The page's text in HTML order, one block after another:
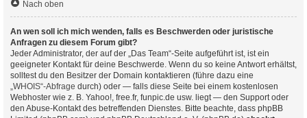
Nach oben
An wen soll ich mich wenden, falls es Beschwerden oder juristische
Anfragen zu diesem Forum gibt?
Jeder Administrator, der auf der „Das Team“-Seite aufgeführt ist, ist ein
geeigneter Kontakt für deine Beschwerde. Wenn du so keine Antwort erhältst,
solltest du den Besitzer der Domain kontaktieren (führe dazu eine
„WHOIS“-Abfrage durch) oder — falls diese Seite bei einem kostenlosen
Webhoster wie z. B. Yahoo!, free.fr, funpic.de usw. liegt — den Support oder
den Abuse-Kontakt des betreffenden Dienstes. Bitte beachte, dass phpBB